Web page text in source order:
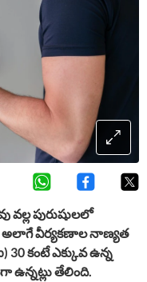
వల్ల పురుషులలో
అలాగే వీర్యకణాల నాణ్యత
కంటే ఎక్కువ ఉన్న
ఉన్నట్లు తేలింది.